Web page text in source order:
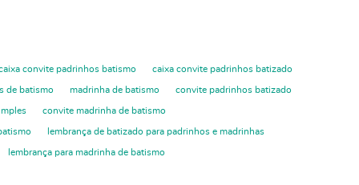
convite padrinhos batismo caixa convite padrinhos batizado
de batismo madrinha de batismo convite padrinhos batizado
convite madrinha de batismo
lembrança de batizado para padrinhos e madrinhas
lembrança para madrinha de batismo